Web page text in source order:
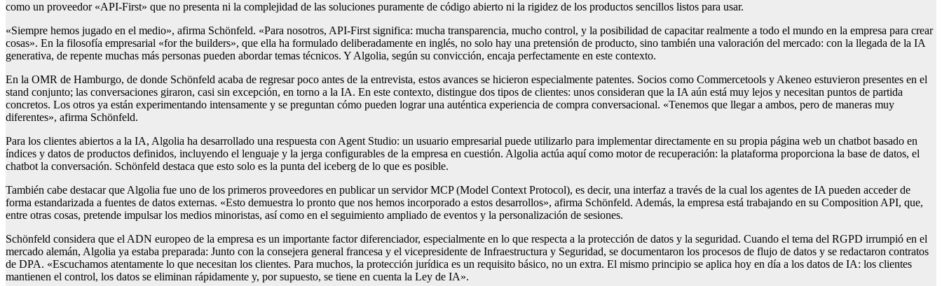
como un proveedor «API-First» que no presenta ni la complejidad de las soluciones puramente de código abierto ni la rigidez de los productos sencillos listos para usar.
«Siempre hemos jugado en el medio», afirma Schönfeld. «Para nosotros, API-First significa: mucha transparencia, mucho control, y la posibilidad de capacitar realmente a todo el mundo en la empresa para crear
cosas». En la filosofía empresarial «for the builders», que ella ha formulado deliberadamente en inglés, no solo hay una pretensión de producto, sino también una valoración del mercado: con la llegada de la IA
generativa, de repente muchas más personas pueden abordar temas técnicos. Y Algolia, según su convicción, encaja perfectamente en este contexto.
En la OMR de Hamburgo, de donde Schönfeld acaba de regresar poco antes de la entrevista, estos avances se hicieron especialmente patentes. Socios como Commercetools y Akeneo estuvieron presentes en el
stand conjunto; las conversaciones giraron, casi sin excepción, en torno a la IA. En este contexto, distingue dos tipos de clientes: unos consideran que la IA aún está muy lejos y necesitan puntos de partida
concretos. Los otros ya están experimentando intensamente y se preguntan cómo pueden lograr una auténtica experiencia de compra conversacional. «Tenemos que llegar a ambos, pero de maneras muy
diferentes», afirma Schönfeld.
Para los clientes abiertos a la IA, Algolia ha desarrollado una respuesta con Agent Studio: un usuario empresarial puede utilizarlo para implementar directamente en su propia página web un chatbot basado en
índices y datos de productos definidos, incluyendo el lenguaje y la jerga configurables de la empresa en cuestión. Algolia actúa aquí como motor de recuperación: la plataforma proporciona la base de datos, el
chatbot la conversación. Schönfeld destaca que esto solo es la punta del iceberg de lo que es posible.
También cabe destacar que Algolia fue uno de los primeros proveedores en publicar un servidor MCP (Model Context Protocol), es decir, una interfaz a través de la cual los agentes de IA pueden acceder de
forma estandarizada a fuentes de datos externas. «Esto demuestra lo pronto que nos hemos incorporado a estos desarrollos», afirma Schönfeld. Además, la empresa está trabajando en su Composition API, que,
entre otras cosas, pretende impulsar los medios minoristas, así como en el seguimiento ampliado de eventos y la personalización de sesiones.
Schönfeld considera que el ADN europeo de la empresa es un importante factor diferenciador, especialmente en lo que respecta a la protección de datos y la seguridad. Cuando el tema del RGPD irrumpió en el
mercado alemán, Algolia ya estaba preparada: Junto con la consejera general francesa y el vicepresidente de Infraestructura y Seguridad, se documentaron los procesos de flujo de datos y se redactaron contratos
de DPA. «Escuchamos atentamente lo que necesitan los clientes. Para muchos, la protección jurídica es un requisito básico, no un extra. El mismo principio se aplica hoy en día a los datos de IA: los clientes
mantienen el control, los datos se eliminan rápidamente y, por supuesto, se tiene en cuenta la Ley de IA».